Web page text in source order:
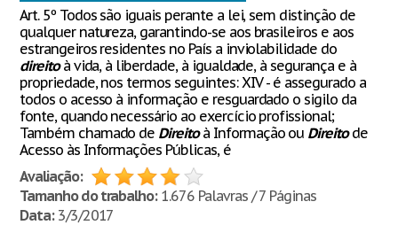
Art. 5º Todos são iguais perante a lei, sem distinção de
qualquer natureza, garantindo-se aos brasileiros e aos
estrangeiros residentes no País a inviolabilidade do
direitoà vida, à liberdade, à igualdade, à segurança e à
propriedade, nos termos seguintes: XIV - é assegurado a
todos o acesso à informação e resguardado o sigilo da
fonte, quando necessário ao exercício profissional;
Também chamado de Direitoà Informação ou Direitode
Acesso às Informações Públicas, é
Avaliação:
Tamanho do trabalho:1.676 Palavras / 7 Páginas
Data:3/3/2017